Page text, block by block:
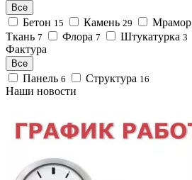
Все
Бетон 15 Камень 29 Мрамор
Ткань 7 Флора 7 Штукатурка 3
Фактура
Все
Панель 6 Структура 16
Наши новости